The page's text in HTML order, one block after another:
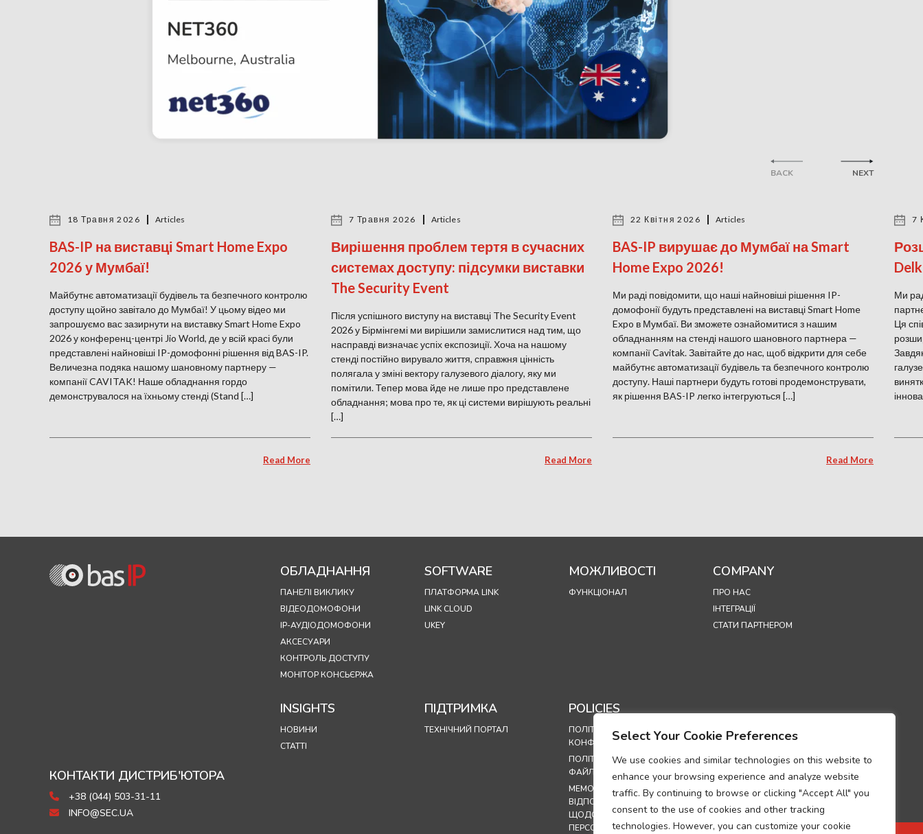
Select Your Cookie Preferences
We use cookies and similar technologies on this website to
enhance your browsing experience and analyze website
traffic. By continuing to browse or clicking "Accept All" you
consent to the use of cookies and other tracking
technologies. However, you can customize your cookie
BACK
18 Травня 2026 Articles
BAS-IP на виставці Smart Home Expo
2026 у Мумбаї!
Майбутнє автоматизації будівель та безпечного контролю
доступу щойно завітало до Мумбаї! У цьому відео ми
запрошуємо вас зазирнути на виставку Smart Home Expo
2026 у конференц-центрі Jio World, де у всій красі були
представлені найновіші IP-домофонні рішення від BAS-IP.
Величезна подяка нашому шановному партнеру —
компанії CAVITAK! Наше обладнання гордо
демонструвалося на їхньому стенді (Stand […]
Read More
7 Травня 2026 Articles
Вирішення проблем тертя в сучасних
системах доступу: підсумки виставки
The Security Event
Після успішного виступу на виставці The Security Event
2026 у Бірмінгемі ми вирішили замислитися над тим, що
насправді визначає успіх експозиції. Хоча на нашому
стенді постійно вирувало життя, справжня цінність
полягала у зміні вектору галузевого діалогу, яку ми
помітили. Тепер мова йде не лише про представлене
обладнання; мова про те, як ці системи вирішують реальні
[…]
Read More
22 Квітня 2026 Articles
BAS-IP вирушає до Мумбаї на Smart
Home Expo 2026!
Ми раді повідомити, що наші найновіші рішення IP-
домофонії будуть представлені на виставці Smart Home
Expo в Мумбаї. Ви зможете ознайомитися з нашим
обладнанням на стенді нашого шановного партнера —
компанії Cavitak. Завітайте до нас, щоб відкрити для себе
майбутнє автоматизації будівель та безпечного контролю
доступу. Наші партнери будуть готові продемонструвати,
як рішення BAS-IP легко інтегруються […]
Read More
7
Ми
Ця
NEXT
КОНТАКТИ ДИСТРИБ'ЮТОРА
+38 (044) 503-31-11
INFO@SEC.UA
ОБЛАДНАННЯ
ПАНЕЛІ ВИКЛИКУ
ВІДЕОДОМОФОНИ
IP-АУДІОДОМОФОНИ
АКСЕСУАРИ
КОНТРОЛЬ ДОСТУПУ
МОНІТОР КОНСЬЄРЖА
SOFTWARE
ПЛАТФОРМА LINK
LINK CLOUD
UKEY
МОЖЛИВОСТІ
ФУНКЦІОНАЛ
COMPANY
ПРО НАС
ІНТЕГРАЦІЇ
СТАТИ ПАРТНЕРОМ
INSIGHTS
НОВИНИ
СТАТТІ
ПІДТРИМКА
ТЕХНІЧНИЙ ПОРТАЛ
POLICIES
ПОЛІТИКА
КОНФІДЕНЦІЙНОСТІ
ПОЛІТИКА ВИКОРИСТАННЯ
ФАЙЛІВ COOKIE
МЕМОРАНДУМ ПРО
ВІДПОВІДНІСТЬ ВИМОГАМ
ЩОДО ОБРОБКИ
ПЕРСОНАЛЬНИХ ДАНИХ